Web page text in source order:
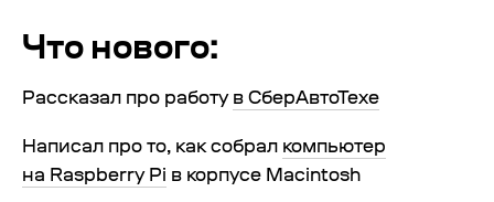
Что нового:
Рассказал про работув СберАвтоТехе
Написал про то, как собрал компьютер
на Raspberry Pi в корпусе Macintosh